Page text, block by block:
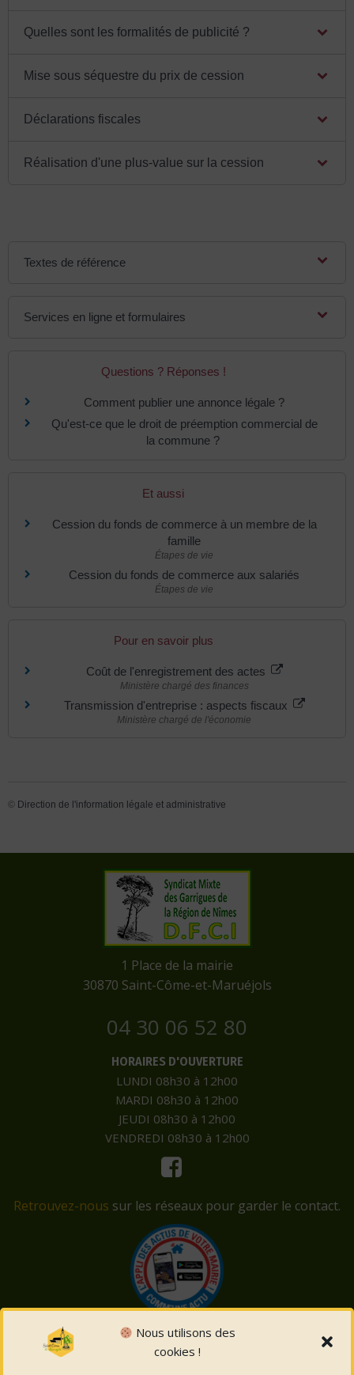
Nous utilisons des
cookies !
Quelles sont les formalités de publicité ?
Mise sous séquestre du prix de cession
Déclarations fiscales
Réalisation d'une plus-value sur la cession
Textes de référence
Services en ligne et formulaires
Questions ? Réponses !
Comment publier une annonce légale ?
Qu'est-ce que le droit de préemption commercial de
la commune ?
Et aussi
Cession du fonds de commerce à un membre de la
famille
Étapes de vie
Cession du fonds de commerce aux salariés
Étapes de vie
Pour en savoir plus
Coût de l'enregistrement des actes
Ministère chargé des finances
Transmission d'entreprise : aspects fiscaux
Ministère chargé de l'économie
© Direction de l'information légale et administrative
​1 Place de la mairie
​30870 Saint-Côme-et-Maruéjols
04 30 06 52 80
HORAIRES D'OUVERTURE
LUNDI 08h30 à 12h00
MARDI 08h30 à 12h00
JEUDI 08h30 à 12h00
VENDREDI 08h30 à 12h00
Retrouvez-nous sur les réseaux pour garder le contact.
© 2026 Saint-Côme-et-Maruéjols. Un service proposé